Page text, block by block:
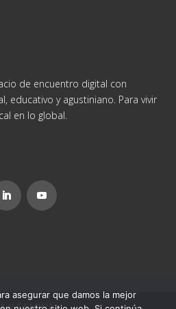
de encuentro digital con
educativo y agustiniano. Para vivir
en lo global.
asegurar que damos la mejor